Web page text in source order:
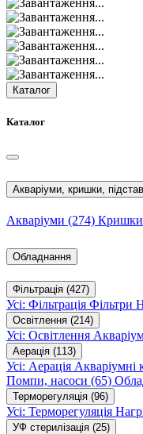
Каталог
Каталог
Акваріуми, кришки,
Акваріуми (274) Кришки
Обладнання
Фільтрація (427)
Усі: Фільтрація Фільтри
Освітлення (214)
Усі: Освітлення
Аерація (113)
Усі: Аерація Акваріумні
Помпи, насоси (65)
Терморегуляція (96)
Усі: Терморегуляція
УФ стерилізація (25)